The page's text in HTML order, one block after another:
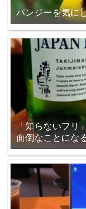
パンジーを気に
「知らないフリ
面倒なことにな